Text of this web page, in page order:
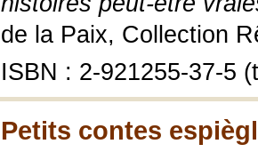
de la Paix, Collection
ISBN : 2-921255-37-5
Petits contes